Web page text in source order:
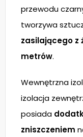
przewodu
tworzywa
zasilającego z
metrów.
Wewnętrzna
izolacja
posiada
zniszczeniem